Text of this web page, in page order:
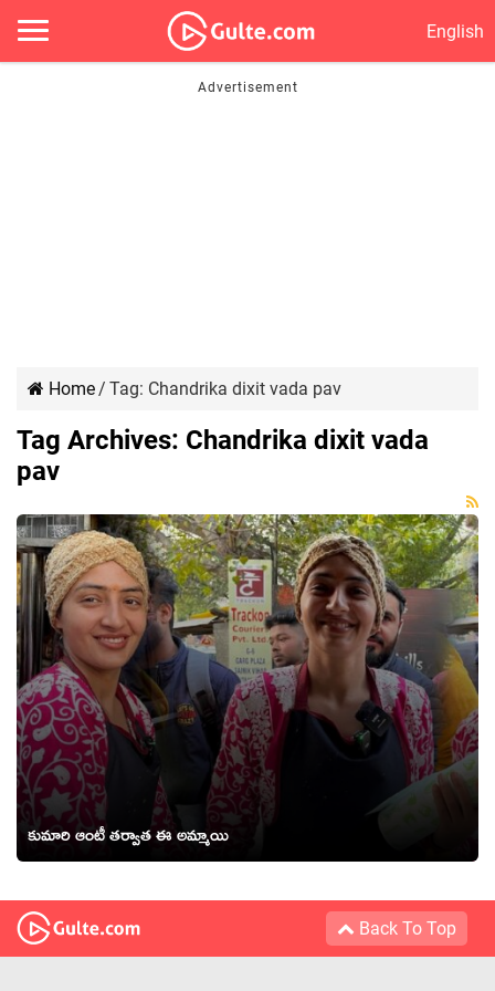
English
Home/ Tag: Chandrika dixit vada pav
Tag Archives: Chandrika dixit vada
pav
కుమారి ఆంటీ తర్వాత ఈ అమ్మాయి
Back To Top